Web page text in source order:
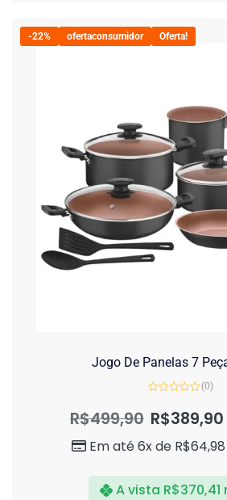
-22% ofertaconsumidor Oferta!
Jogo De Panelas 7
de
(0)
R$499,90 R$389,90
Em até 6x de R$64,98
A vista R$370,41